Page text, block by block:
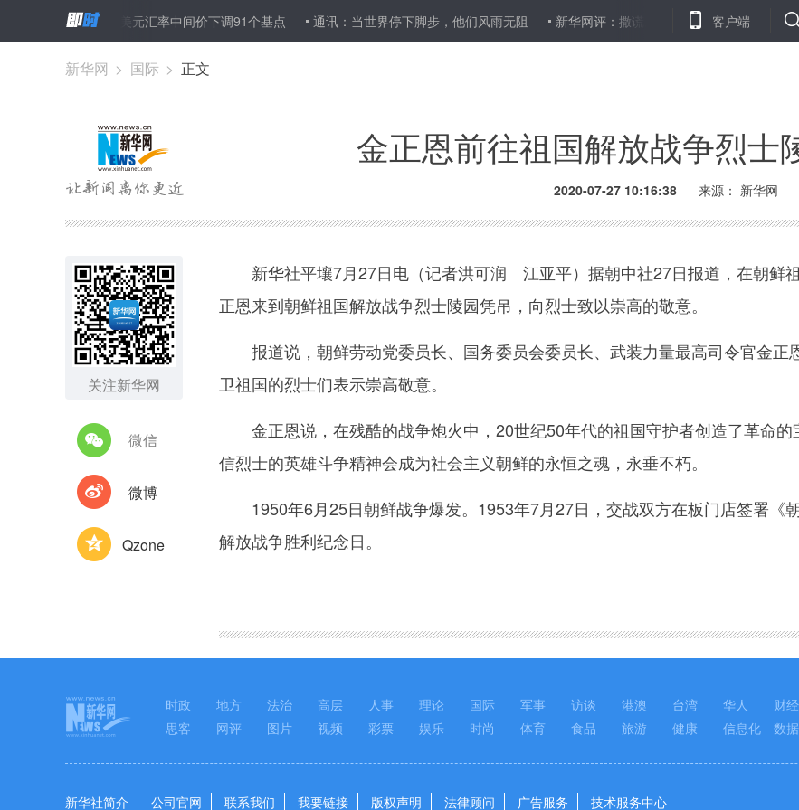
27日人民币对美元汇率中间价下调91个基点 通讯：当世界停下脚步，他们风雨无阻 新华网评：撒谎成瘾者终究会被谎言淹没
客户端
新华网 > 国际 > 正文
金正恩前往祖国解放战争烈士
2020-07-27 10:16:38 来源： 新华网
关注新华网
微信
微博
Qzone
新华社平壤7月27日电（记者洪可润 江亚平）据朝中社27日报道，在朝鲜
正恩来到朝鲜祖国解放战争烈士陵园凭吊，向烈士致以崇高的敬意。
报道说，朝鲜劳动党委员长、国务委员会委员长、武装力量最高司令官金正
卫祖国的烈士们表示崇高敬意。
金正恩说，在残酷的战争炮火中，20世纪50年代的祖国守护者创造了革命的
信烈士的英雄斗争精神会成为社会主义朝鲜的永恒之魂，永垂不朽。
1950年6月25日朝鲜战争爆发。1953年7月27日，交战双方在板门店签署《
解放战争胜利纪念日。
时政 地方 法治 高层 人事 理论 国际 军事 访谈 港澳 台湾 华人 财经
思客
网评 图片 视频 彩票 娱乐 时尚 体育 食品 旅游 健康 信息化 数据
新华社简介 公司官网 联系我们 我要链接 版权声明 法律顾问 广告服务 技术服务中心